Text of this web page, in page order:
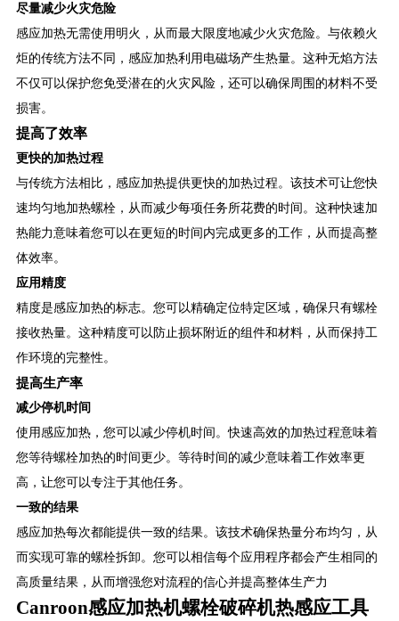
尽量减少火灾危险
感应加热无需使用明火，从而最大限度地减少火灾危险。与依赖火
炬的传统方法不同，感应加热利用电磁场产生热量。这种无焰方法
不仅可以保护您免受潜在的火灾风险，还可以确保周围的材料不受
损害。
提高了效率
更快的加热过程
与传统方法相比，感应加热提供更快的加热过程。该技术可让您快
速均匀地加热螺栓，从而减少每项任务所花费的时间。这种快速加
热能力意味着您可以在更短的时间内完成更多的工作，从而提高整
体效率。
应用精度
精度是感应加热的标志。您可以精确定位特定区域，确保只有螺栓
接收热量。这种精度可以防止损坏附近的组件和材料，从而保持工
作环境的完整性。
提高生产率
减少停机时间
使用感应加热，您可以减少停机时间。快速高效的加热过程意味着
您等待螺栓加热的时间更少。等待时间的减少意味着工作效率更
高，让您可以专注于其他任务。
一致的结果
感应加热每次都能提供一致的结果。该技术确保热量分布均匀，从
而实现可靠的螺栓拆卸。您可以相信每个应用程序都会产生相同的
高质量结果，从而增强您对流程的信心并提高整体生产力
Canroon感应加热机螺栓破碎机热感应工具